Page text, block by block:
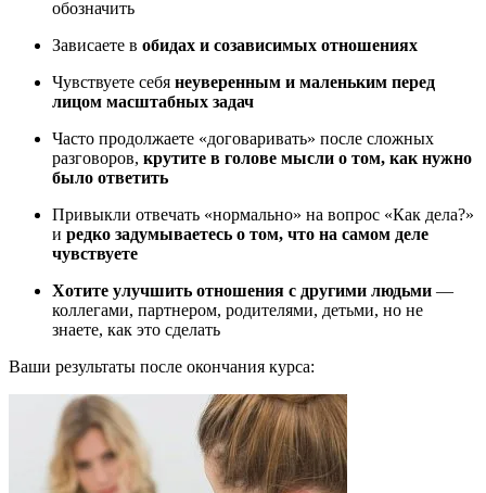
обозначить
Зависаете в обидах и созависимых отношениях
Чувствуете себя неуверенным и маленьким перед
лицом масштабных задач
Часто продолжаете «договаривать» после сложных
разговоров, крутите в голове мысли о том, как нужно
было ответить
Привыкли отвечать «нормально» на вопрос «Как дела?»
и редко задумываетесь о том, что на самом деле
чувствуете
Хотите улучшить отношения с другими людьми —
коллегами, партнером, родителями, детьми, но не
знаете, как это сделать
Ваши результаты после окончания курса: